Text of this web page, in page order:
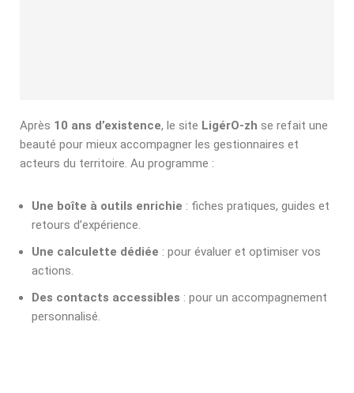
Après 10 ans d’existence, le site LigérO-zh se refait une
beauté pour mieux accompagner les gestionnaires et
acteurs du territoire. Au programme :
Une boîte à outils enrichie : fiches pratiques, guides et
retours d’expérience.
Une calculette dédiée : pour évaluer et optimiser vos
actions.
Des contacts accessibles : pour un accompagnement
personnalisé.